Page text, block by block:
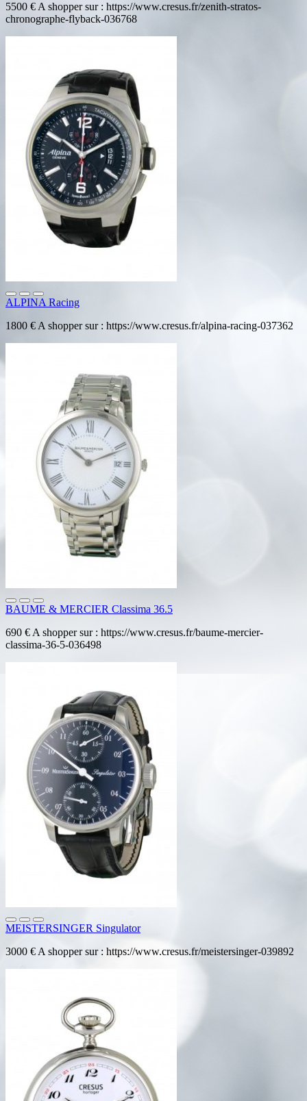
5500 € A shopper sur : https://www.cresus.fr/zenith-stratos-
chronographe-flyback-036768
ALPINA Racing
1800 € A shopper sur : https://www.cresus.fr/alpina-racing-037362
BAUME & MERCIER Classima 36.5
690 € A shopper sur : https://www.cresus.fr/baume-mercier-
classima-36-5-036498
MEISTERSINGER Singulator
3000 € A shopper sur : https://www.cresus.fr/meistersinger-039892